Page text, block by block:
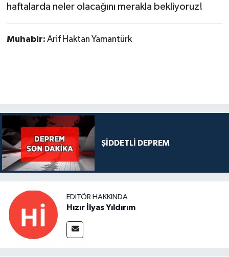
haftalarda neler olacağını merakla bekliyoruz!
Muhabir: Arif Haktan Yamantürk
ŞİDDETLİ DEPREM
EDITÖR HAKKINDA
Hızır İlyas Yıldırım